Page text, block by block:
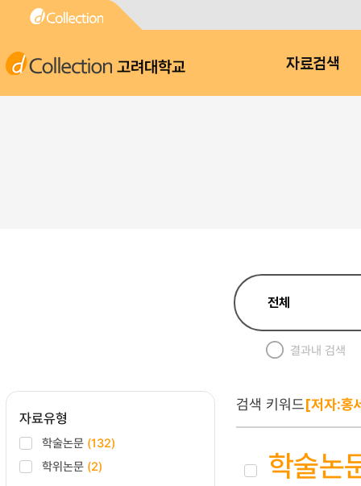
고려대학교 자료검색
결과내 검색
자료유형
학술논문 (132)
학위논문 (2)
검색 키워드[저자:홍
학술논